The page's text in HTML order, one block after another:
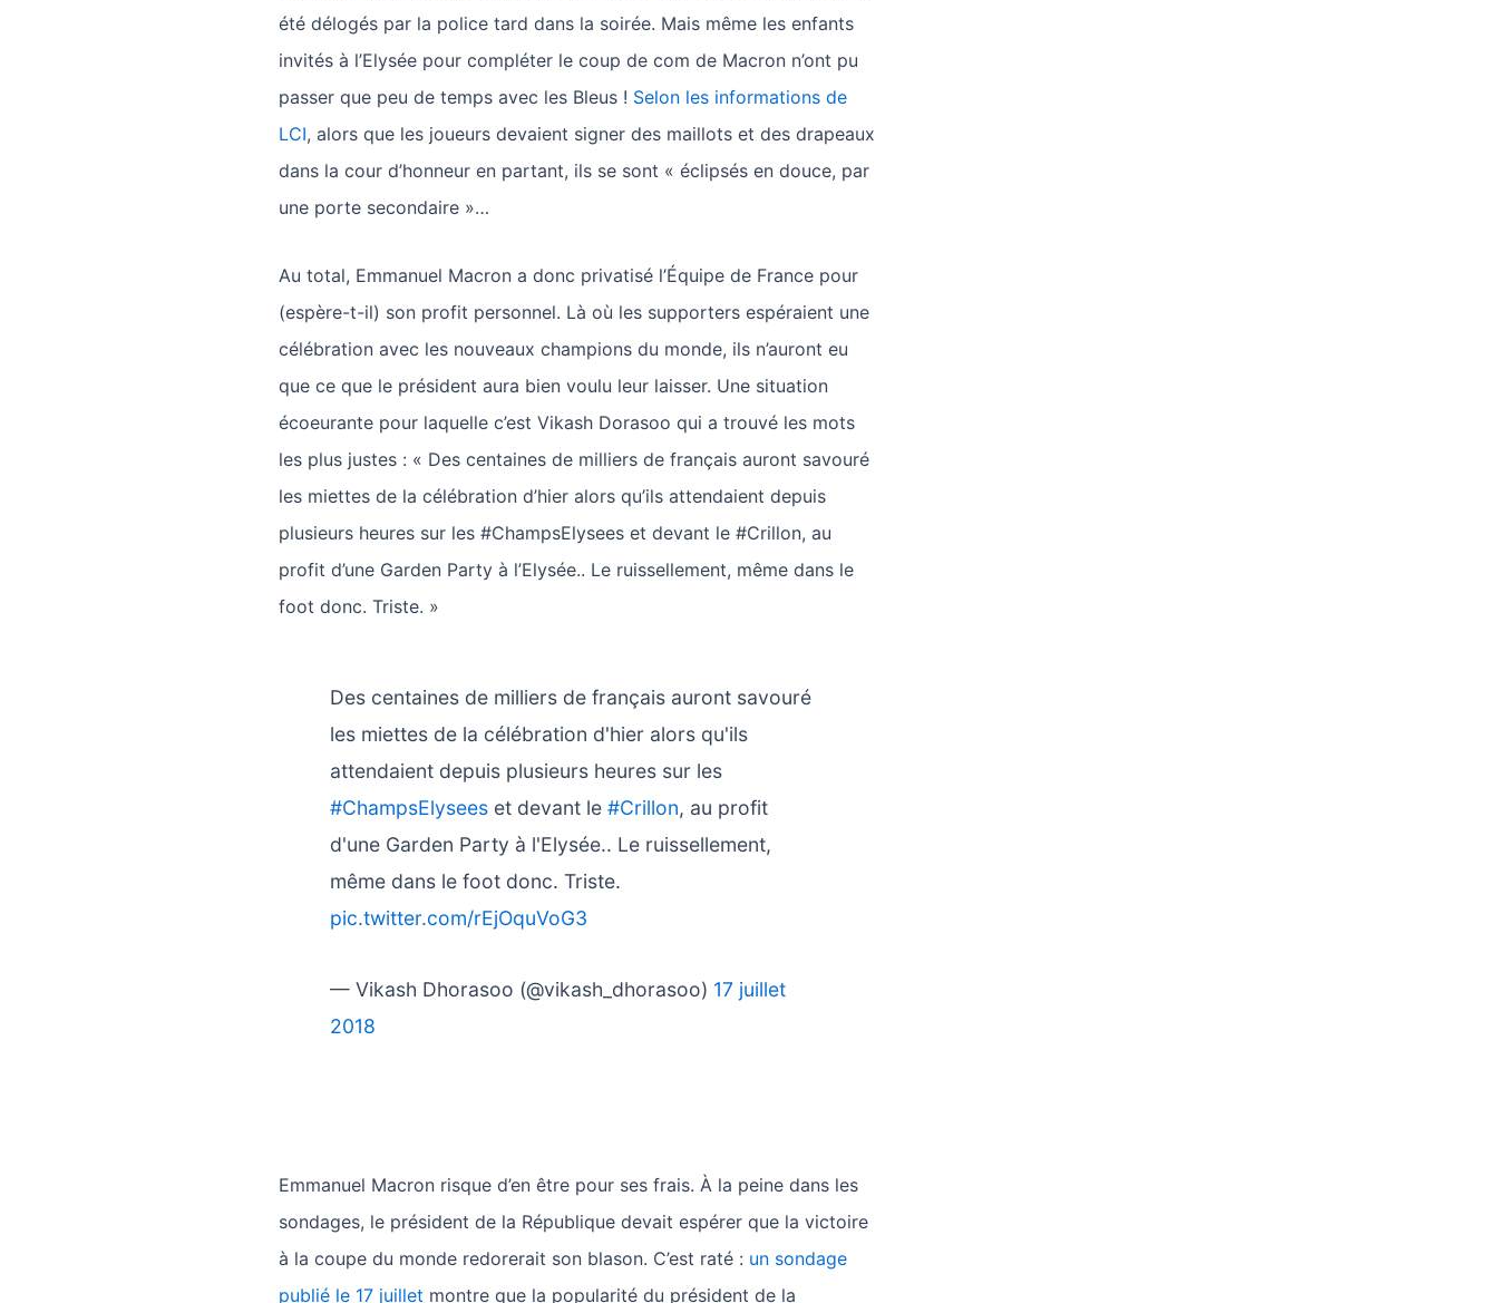
été délogés par la police tard dans la soirée. Mais même les enfants
invités à l’Elysée pour compléter le coup de com de Macron n’ont pu
passer que peu de temps avec les Bleus ! Selon les informations de
LCI, alors que les joueurs devaient signer des maillots et des drapeaux
dans la cour d’honneur en partant, ils se sont « éclipsés en douce, par
une porte secondaire »…
Au total, Emmanuel Macron a donc privatisé l’Équipe de France pour
(espère-t-il) son profit personnel. Là où les supporters espéraient une
célébration avec les nouveaux champions du monde, ils n’auront eu
que ce que le président aura bien voulu leur laisser. Une situation
écoeurante pour laquelle c’est Vikash Dorasoo qui a trouvé les mots
les plus justes : « Des centaines de milliers de français auront savouré
les miettes de la célébration d’hier alors qu’ils attendaient depuis
plusieurs heures sur les #ChampsElysees et devant le #Crillon, au
profit d’une Garden Party à l’Elysée.. Le ruissellement, même dans le
foot donc. Triste. »
Des centaines de milliers de français auront savouré
les miettes de la célébration d'hier alors qu'ils
attendaient depuis plusieurs heures sur les
#ChampsElysees et devant le#Crillon, au profit
d'une Garden Party à l'Elysée.. Le ruissellement,
même dans le foot donc. Triste.
pic.twitter.com/rEjOquVoG3
— Vikash Dhorasoo (@vikash_dhorasoo) 17 juillet
2018
Emmanuel Macron risque d’en être pour ses frais. À la peine dans les
sondages, le président de la République devait espérer que la victoire
à la coupe du monde redorerait son blason. C’est raté : un sondage
publié le 17 juillet montre que la popularité du président de la